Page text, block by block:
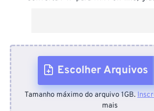
Escolher Arquivos
Do dispositivo
Tamanho máximo do arquivo 1GB.
mais